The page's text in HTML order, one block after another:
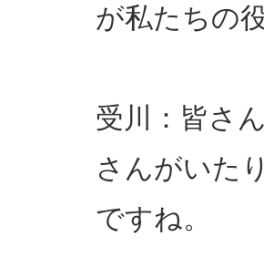
が私たちの
受川：皆さ
さんがいた
ですね。